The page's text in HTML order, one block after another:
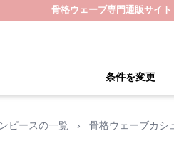
骨格ウェーブ専門通販サイ
条件を変更
ピースの一覧 › 骨格ウェーブカシ